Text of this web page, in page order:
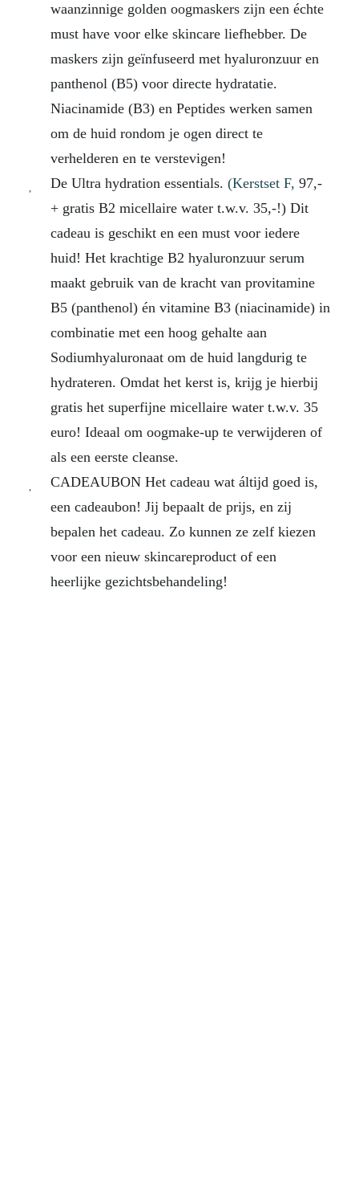
waanzinnige golden oogmaskers zijn een échte
must have voor elke skincare liefhebber. De
maskers zijn geïnfuseerd met hyaluronzuur en
panthenol (B5) voor directe hydratatie.
Niacinamide (B3) en Peptides werken samen
om de huid rondom je ogen direct te
verhelderen en te verstevigen!
De Ultra hydration essentials. (Kerstset F, 97,-
+ gratis B2 micellaire water t.w.v. 35,-!) Dit
cadeau is geschikt en een must voor iedere
huid! Het krachtige B2 hyaluronzuur serum
maakt gebruik van de kracht van provitamine
B5 (panthenol) én vitamine B3 (niacinamide) in
combinatie met een hoog gehalte aan
Sodiumhyaluronaat om de huid langdurig te
hydrateren. Omdat het kerst is, krijg je hierbij
gratis het superfijne micellaire water t.w.v. 35
euro! Ideaal om oogmake-up te verwijderen of
als een eerste cleanse.
CADEAUBON Het cadeau wat áltijd goed is,
een cadeaubon! Jij bepaalt de prijs, en zij
bepalen het cadeau. Zo kunnen ze zelf kiezen
voor een nieuw skincareproduct of een
heerlijke gezichtsbehandeling!